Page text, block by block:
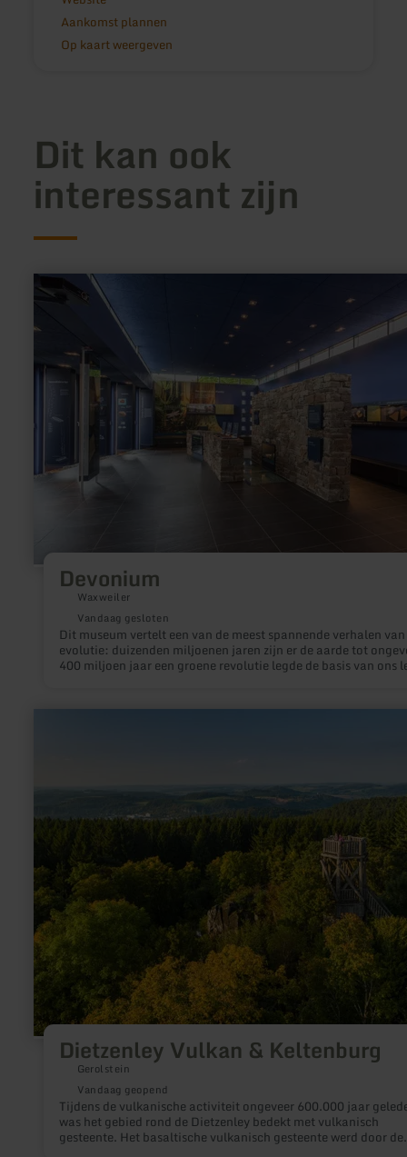
Aankomst plannen
Op kaart weergeven
Dit kan ook
interessant zijn
Devonium
Waxweiler
Vandaag gesloten
Dit museum vertelt een van de meest spannende verhalen
evolutie: duizenden miljoenen jaren zijn er de aarde tot
400 miljoen jaar een groene revolutie legde de basis van ons
meer
informatie
Devonium
Dietzenley Vulkan & Keltenburg
Gerolstein
Vandaag geopend
Tijdens de vulkanische activiteit ongeveer 600.000 jaar
was het gebied rond de Dietzenley bedekt met vulkanisch
gesteente. Het basaltische vulkanisch gesteente werd door de